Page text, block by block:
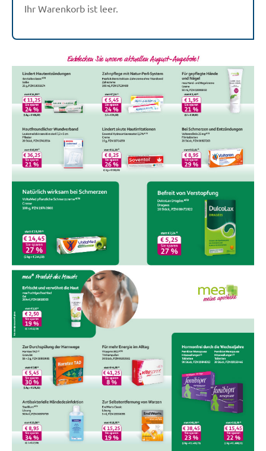
Ihr Warenkorb ist leer.